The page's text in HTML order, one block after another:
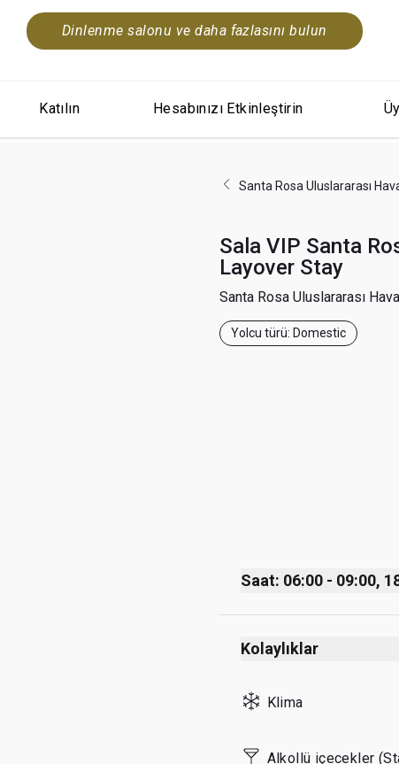
Dinlenme salonu ve daha fazlasını bulun
Katılın Hesabınızı Etkinleştirin
Santa Rosa Uluslararası
Sala VIP Santa
Layover Stay
Santa Rosa Uluslararası
Yolcu türü: Domestic
Saat: 06:00 - 09:00,
Monday
Friday
Kolaylıklar
Klima
Alkollü içecekler